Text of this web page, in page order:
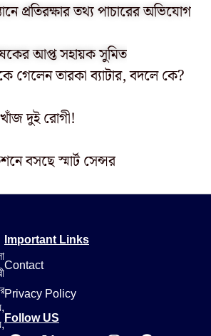
প্রতিরক্ষার তথ্য পাচারের অভিযোগ
আপ্ত সহায়ক সুমিত
গেলেন তারকা ব্যাটার, বদলে কে?
দুই রোগী!
বসছে স্মার্ট সেন্সর
Important Links
Contact
Privacy Policy
Follow US